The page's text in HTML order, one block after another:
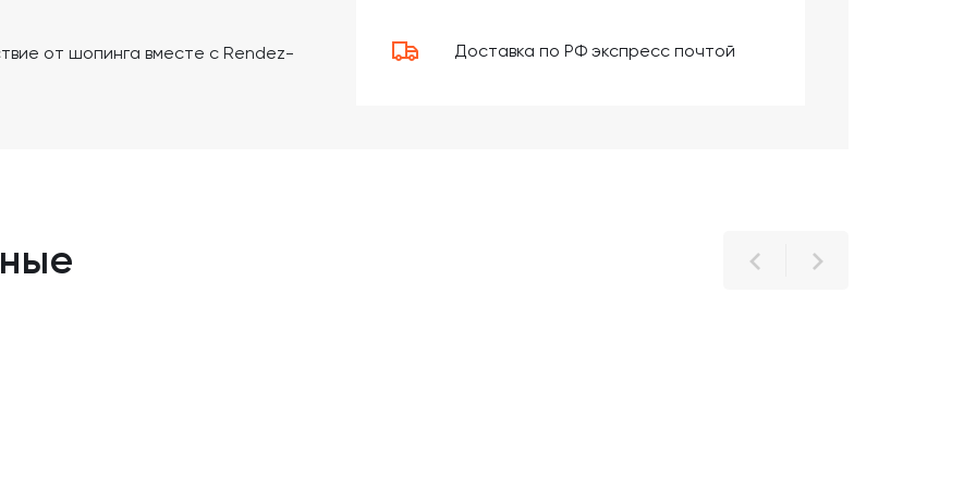
Доставка по РФ экспресс почтой
от шопинга вместе с Rendez-